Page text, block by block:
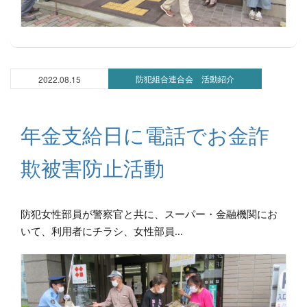
2022.08.15 防犯組合連合会 活動紹介
年金支給日に電話でお金詐
欺被害防止活動
防犯女性部員が警察官と共に、スーパー・金融機関にお
いて、利用者にチラシ、女性部員...